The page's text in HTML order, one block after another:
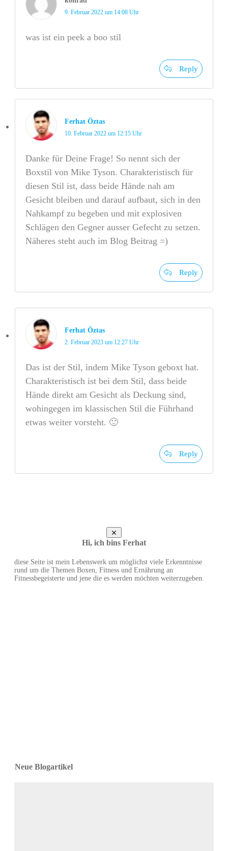
9. Februar 2022 um 14:08 Uhr
was ist ein peek a boo stil
Reply
Ferhat Öztas
10. Februar 2022 um 12:15 Uhr
Danke für Deine Frage! So nennt sich der
Boxstil von Mike Tyson. Charakteristisch für
diesen Stil ist, dass beide Hände nah am
Gesicht bleiben und darauf aufbaut, sich in den
Nahkampf zu begeben und mit explosiven
Schlägen den Gegner ausser Gefecht zu setzen.
Näheres steht auch im Blog Beitrag =)
Reply
Ferhat Öztas
2. Februar 2023 um 12:27 Uhr
Das ist der Stil, indem Mike Tyson geboxt hat.
Charakteristisch ist bei dem Stil, dass beide
Hände direkt am Gesicht als Deckung sind,
wohingegen im klassischen Stil die Führhand
etwas weiter vorsteht. 🙂
Reply
Hi, ich bins Ferhat
diese Seite ist mein Lebenswerk um möglichst viele Erkenntnisse
rund um die Themen Boxen, Fitness und Ernährung an
Fitnessbegeisterte und jene die es werden möchten weiterzugeben.
Neue Blogartikel